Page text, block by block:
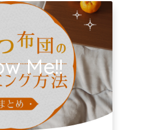
Me!!